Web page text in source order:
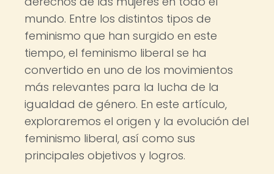
mundo. Entre los distintos tipos de
feminismo que han surgido en este
tiempo, el feminismo liberal se ha
convertido en uno de los movimientos
más relevantes para la lucha de la
igualdad de género. En este artículo,
exploraremos el origen y la evolución del
feminismo liberal, así como sus
principales objetivos y logros.